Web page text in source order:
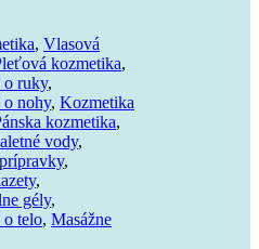
, Vlasová
kozmetika,
o ruky,
o nohy, Kozmetika
kozmetika,
vody,
,
,
gély,
o telo, Masážne